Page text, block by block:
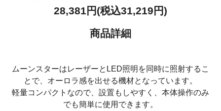
28,381円(税込31,219円)
商品詳細
ムーンスターはレーザーとLED照明を同時に照射するこ
とで、オーロラ感を出せる機材となっています。
軽量コンパクトなので、設置もしやすく、本体操作のみ
でも簡単に使用できます。